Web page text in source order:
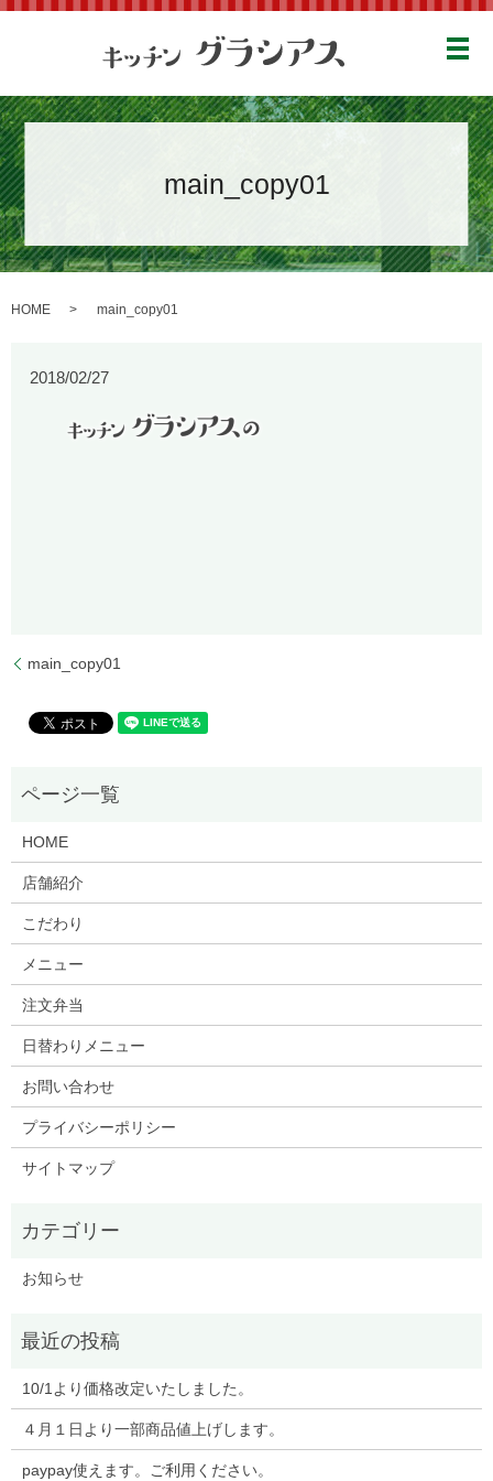
メ
main_copy01
HOME main_copy01
2018/02/27
main_copy01
HOME
店舗紹介
こだわり
メニュー
注文弁当
日替わりメニュー
お問い合わせ
プライバシーポリシー
サイトマップ
お知らせ
10/1より価格改定いたしました。
４月１日より一部商品値上げします。
paypay使えます。ご利用ください。